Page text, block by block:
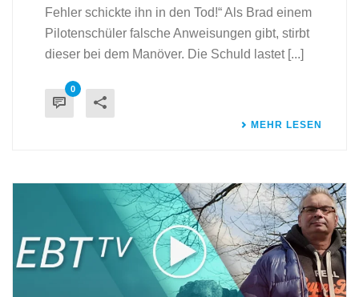
Fehler schickte ihn in den Tod!“ Als Brad einem
Pilotenschüler falsche Anweisungen gibt, stirbt
dieser bei dem Manöver. Die Schuld lastet [...]
0
MEHR LESEN